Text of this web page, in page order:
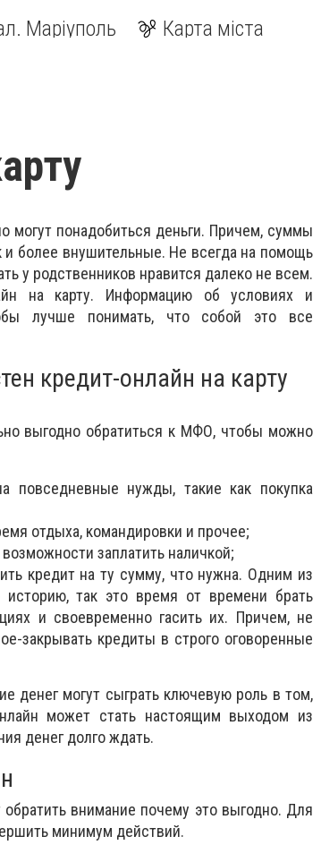
Маріуполь Карта міста
могут понадобиться деньги. Причем, суммы
и более внушительные. Не всегда на помощь
у родственников нравится далеко не всем.
на карту. Информацию об условиях и
лучше понимать, что собой это все
кредит-онлайн на карту
выгодно обратиться к МФО, чтобы можно
повседневные нужды, такие как покупка
отдыха, командировки и прочее;
заплатить наличкой;
кредит на ту сумму, что нужна. Одним из
историю, так это время от времени брать
и своевременно гасить их. Причем, не
закрывать кредиты в строго оговоренные
денег могут сыграть ключевую роль в том,
может стать настоящим выходом из
денег долго ждать.
внимание почему это выгодно. Для
минимум действий.